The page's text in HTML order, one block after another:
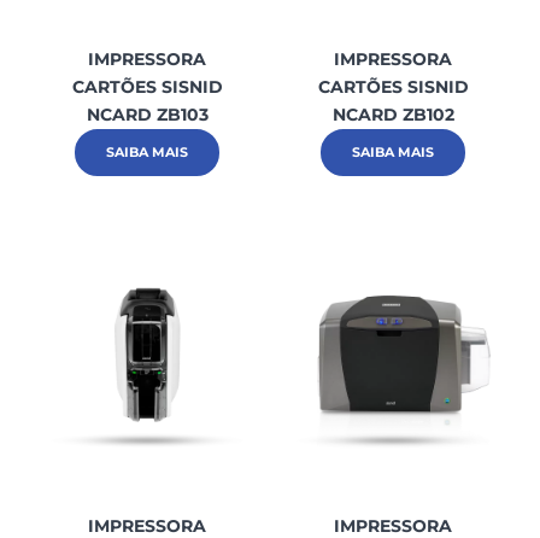
IMPRESSORA
CARTÕES SISNID
NCARD ZB103
SAIBA MAIS
IMPRESSORA
CARTÕES SISNID
NCARD ZB102
SAIBA MAIS
IMPRESSORA
IMPRESSORA